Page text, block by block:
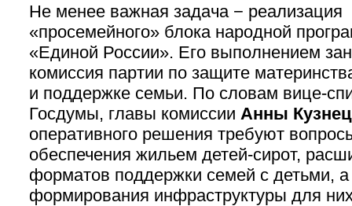
Не менее важная задача − реализация
«просемейного» блока народной
«Единой России». Его выполнением
комиссия партии по защите
и поддержке семьи. По словам вице-
Госдумы, главы комиссии Анны
оперативного решения требуют
обеспечения жильем детей-сирот,
форматов поддержки семей с детьми, а
формирования инфраструктуры для